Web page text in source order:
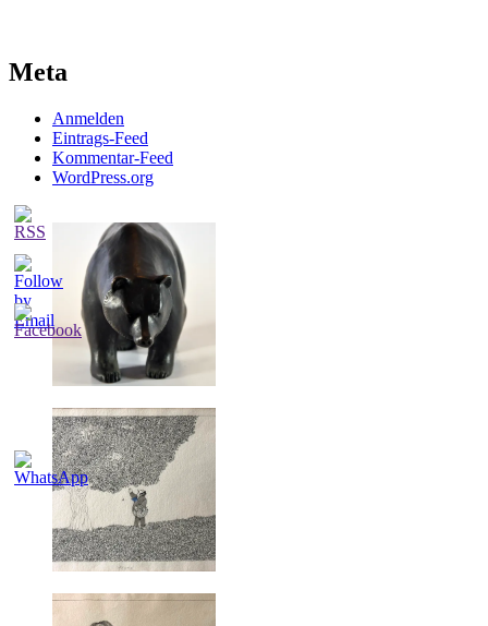
Meta
Anmelden
Eintrags-Feed
Kommentar-Feed
WordPress.org